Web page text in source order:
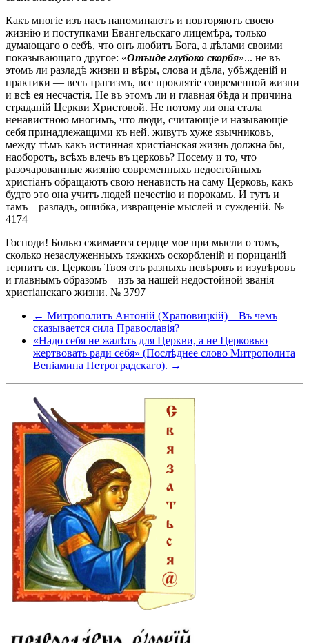
Какъ многіе изъ насъ напоминаютъ и повторяютъ своею
жизнію и поступками Евангельскаго лицемѣра, только
думающаго о себѣ, что онъ любитъ Бога, а дѣлами своими
показывающаго другое: «Отъиде глубоко скорбя»... не въ
этомъ ли разладѣ жизни и вѣры, слова и дѣла, убѣжденій и
практики — весь трагизмъ, все проклятіе современной жизни
и всѣ ея несчастія. Не въ этомъ ли и главная бѣда и причина
страданій Церкви Христовой. Не потому ли она стала
ненавистною многимъ, что люди, считающіе и называющіе
себя принадлежащими къ ней. живутъ хуже язычниковъ,
между тѣмъ какъ истинная христіанская жизнь должна бы,
наоборотъ, всѣхъ влечь въ церковь? Посему и то, что
разочарованные жизнію современныхъ недостойныхъ
христіанъ обращаютъ свою ненависть на саму Церковь, какъ
будто это она учитъ людей нечестію и порокамъ. И тутъ и
тамъ – разладъ, ошибка, извращеніе мыслей и сужденій. №
4174
Господи! Болью сжимается сердце мое при мысли о томъ,
сколько незаслуженныхъ тяжкихъ оскорбленій и порицаній
терпитъ св. Церковь Твоя отъ разныхъ невѣровъ и изувѣровъ
и главнымъ образомъ – изъ за нашей недостойной званія
христіанскаго жизни. № 3797
← Митрополитъ Антоній (Храповицкій) – Въ чемъ
сказывается сила Православія?
«Надо себя не жалѣть для Церкви, а не Церковью
жертвовать ради себя» (Послѣднее слово Митрополита
Веніамина Петроградскаго). →